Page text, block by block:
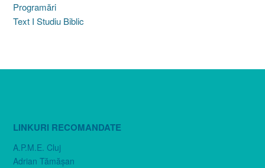
Programări
Text I Studiu Biblic
LINKURI RECOMANDATE
A.P.M.E. Cluj
Adrian Tămăşan